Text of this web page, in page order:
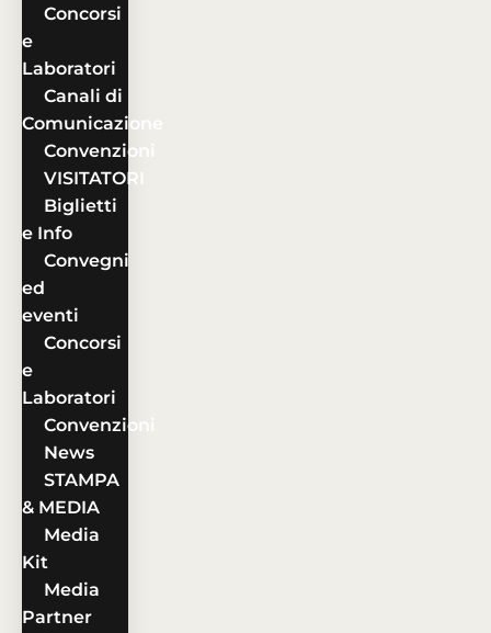
Concorsi
e
Laboratori
Canali di
Comunicazione
Convenzioni
VISITATORI
Biglietti
e Info
Convegni
ed
eventi
Concorsi
e
Laboratori
Convenzioni
News
STAMPA
& MEDIA
Media
Kit
Media
Partner